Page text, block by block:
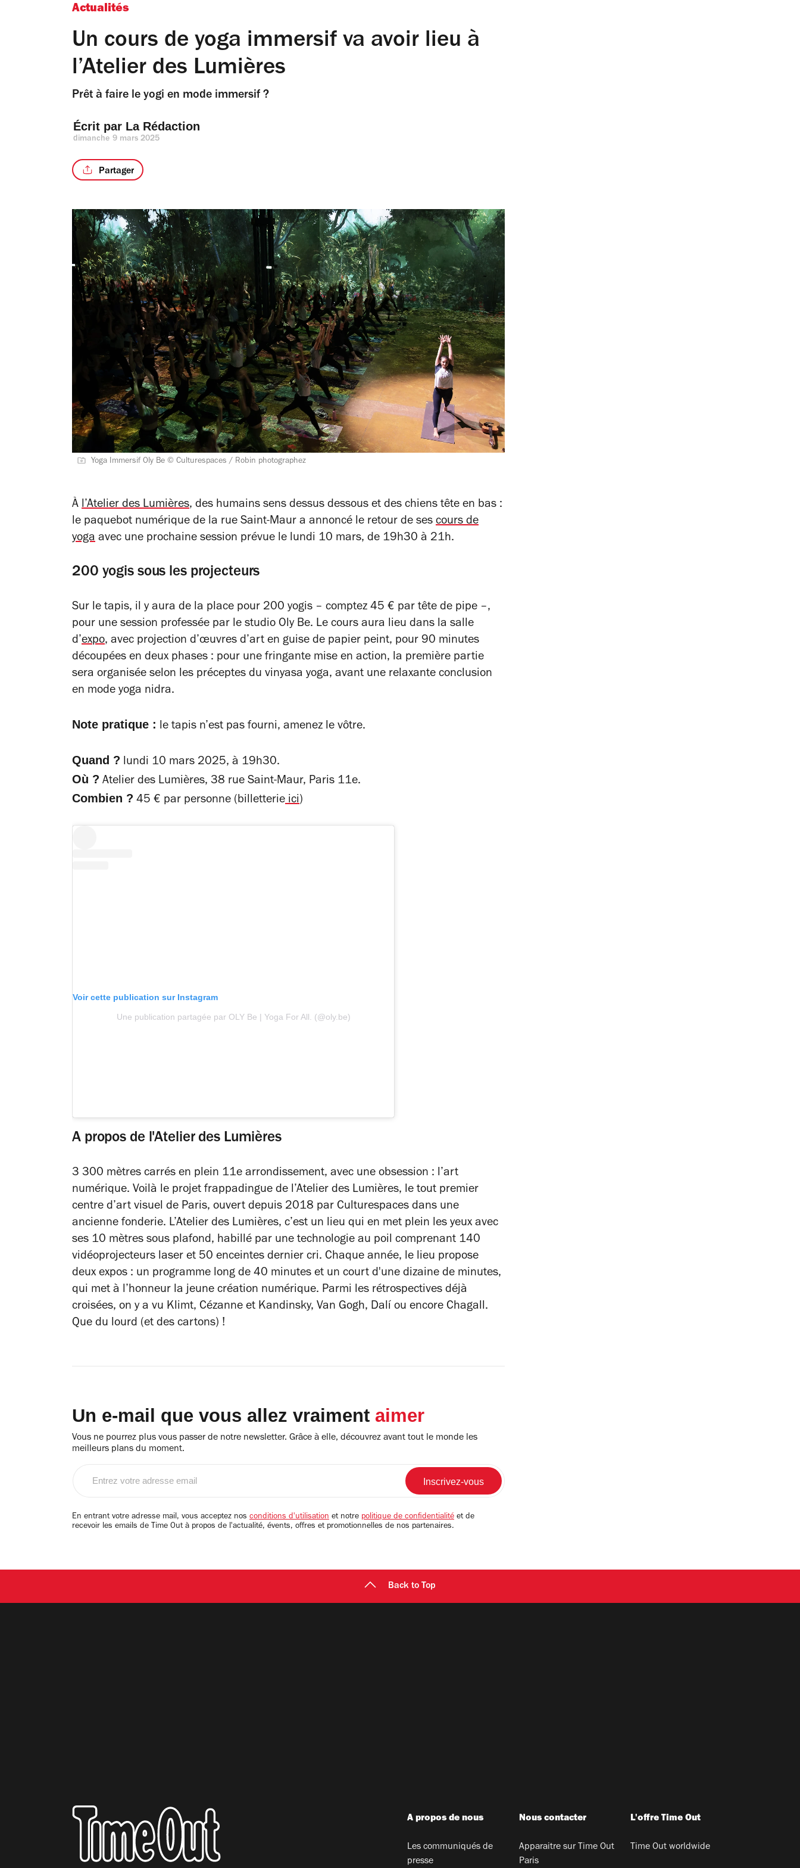
Actualités
Un cours de yoga immersif va avoir lieu à
l’Atelier des Lumières
Prêt à faire le yogi en mode immersif ?
Écrit par La Rédaction
dimanche 9 mars 2025
Partager
Yoga Immersif Oly Be © Culturespaces / Robin photographez
À l’Atelier des Lumières, des humains sens dessus dessous et des chiens tête en bas :
le paquebot numérique de la rue Saint-Maur a annoncé le retour de ses cours de
yoga avec une prochaine session prévue le lundi 10 mars, de 19h30 à 21h.
200 yogis sous les projecteurs
Sur le tapis, il y aura de la place pour 200 yogis – comptez 45 € par tête de pipe –,
pour une session professée par le studio Oly Be. Le cours aura lieu dans la salle
d’expo, avec projection d’œuvres d’art en guise de papier peint, pour 90 minutes
découpées en deux phases : pour une fringante mise en action, la première partie
sera organisée selon les préceptes du vinyasa yoga, avant une relaxante conclusion
en mode yoga nidra.
Note pratique : le tapis n’est pas fourni, amenez le vôtre.
Quand ? lundi 10 mars 2025, à 19h30.
Où ? Atelier des Lumières, 38 rue Saint-Maur, Paris 11e.
Combien ? 45 € par personne (billetterie ici)
Voir cette publication sur Instagram
Une publication partagée par OLY Be | Yoga For All. (@oly.be)
A propos de l'Atelier des Lumières
3 300 mètres carrés en plein 11e arrondissement, avec une obsession : l’art
numérique. Voilà le projet frappadingue de l’Atelier des Lumières, le tout premier
centre d’art visuel de Paris, ouvert depuis 2018 par Culturespaces dans une
ancienne fonderie. L’Atelier des Lumières, c’est un lieu qui en met plein les yeux avec
ses 10 mètres sous plafond, habillé par une technologie au poil comprenant 140
vidéoprojecteurs laser et 50 enceintes dernier cri. Chaque année, le lieu propose
deux expos : un programme long de 40 minutes et un court d'une dizaine de minutes,
qui met à l’honneur la jeune création numérique. Parmi les rétrospectives déjà
croisées, on y a vu Klimt, Cézanne et Kandinsky, Van Gogh, Dalí ou encore Chagall.
Que du lourd (et des cartons) !
Un e-mail que vous allez vraiment aimer
Vous ne pourrez plus vous passer de notre newsletter. Grâce à elle, découvrez avant tout le monde les
meilleurs plans du moment.
email
En entrant votre adresse mail, vous acceptez nos conditions d'utilisation et notre politique de confidentialité et de
recevoir les emails de Time Out à propos de l'actualité, évents, offres et promotionnelles de nos partenaires.
Back to Top
A propos de nous
Les communiqués de
presse
Nous contacter
Apparaitre sur Time Out
Paris
L'offre Time Out
Time Out worldwide